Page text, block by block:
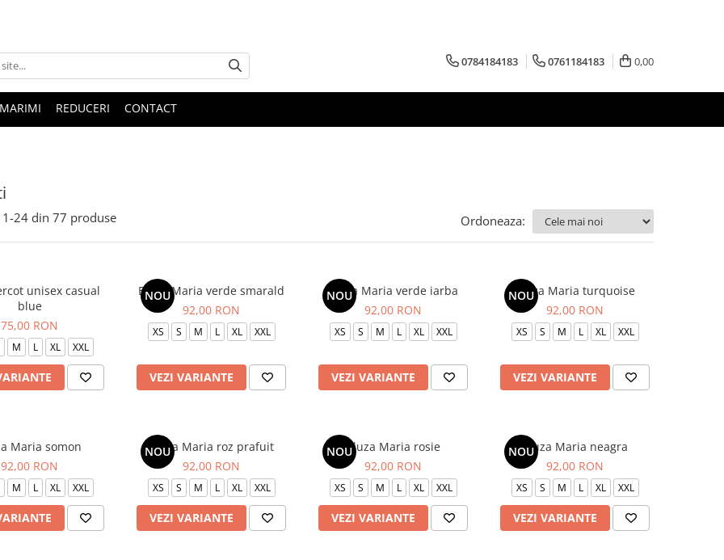
0784184183 0761184183 0,00
REDUCERI CONTACT
1-24 din 77 produse Ordoneaza:
unisex casual
blue
75,00 RON
M L XL XXL
NOU
Bluza Maria verde smarald
92,00 RON
XS S M L XL XXL
VEZI VARIANTE
NOU
Bluza Maria verde iarba
92,00 RON
XS S M L XL XXL
VEZI VARIANTE
NOU
Bluza Maria turquoise
92,00 RON
XS S M L XL XXL
VEZI VARIANTE
Maria somon
92,00 RON
M L XL XXL
NOU
Bluza Maria roz prafuit
92,00 RON
XS S M L XL XXL
VEZI VARIANTE
NOUBluza Maria rosie
92,00 RON
XS S M L XL XXL
VEZI VARIANTE
NOUBluza Maria neagra
92,00 RON
XS S M L XL XXL
VEZI VARIANTE